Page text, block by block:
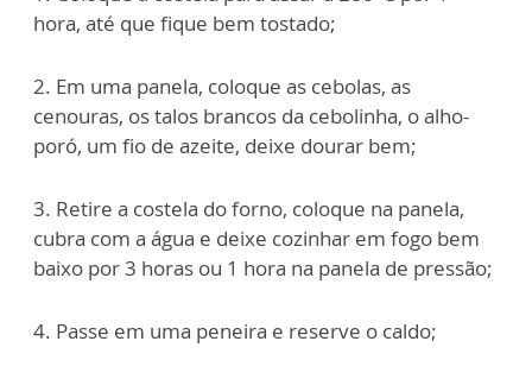
hora, até que fique bem tostado;
2. Em uma panela, coloque as cebolas, as
cenouras, os talos brancos da cebolinha, o alho-
poró, um fio de azeite, deixe dourar bem;
3. Retire a costela do forno, coloque na panela,
cubra com a água e deixe cozinhar em fogo bem
baixo por 3 horas ou 1 hora na panela de pressão;
4. Passe em uma peneira e reserve o caldo;